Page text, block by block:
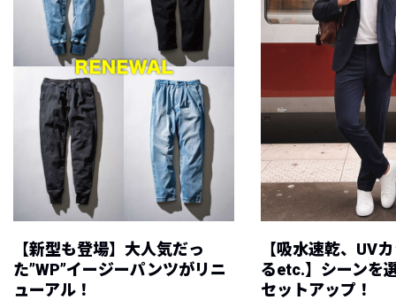
【新型も登場】大人気だっ
た”WP”イージーパンツがリニ
ューアル！
【吸水速乾、UV
るetc.】シーンを
セットアップ！